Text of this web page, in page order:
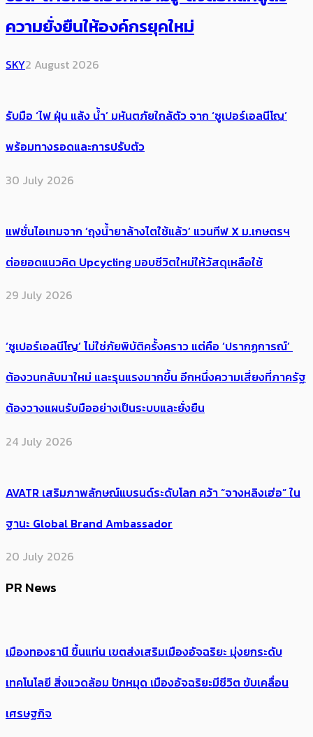
ความยั่งยืนให้องค์กรยุคใหม่
SKY2 August 2026
รับมือ ‘ไฟ ฝุ่น แล้ง น้ำ’ มหันตภัยใกล้ตัว จาก ‘ซูเปอร์เอลนีโญ’
พร้อมทางรอดและการปรับตัว
30 July 2026
แฟชั่นไอเทมจาก ‘ถุงน้ำยาล้างไตใช้แล้ว’ แวนทีฟ X ม.เกษตรฯ
ต่อยอดแนวคิด Upcycling มอบชีวิตใหม่ให้วัสดุเหลือใช้
29 July 2026
‘ซูเปอร์เอลนีโญ’ ไม่ใช่ภัยพิบัติครั้งคราว แต่คือ ‘ปรากฏการณ์’ ​
ต้อง​วนกลับมาใหม่ และรุนแรงมากขึ้น อีกหนึ่งความเสี่ยงที่ภาครัฐ
ต้องวางแผนรับมืออย่างเป็นระบบและยั่งยืน
24 July 2026
AVATR เสริมภาพลักษณ์แบรนด์ระดับโลก คว้า “จางหลิงเฮ่อ” ใน
ฐานะ Global Brand Ambassador
20 July 2026
PR News
เมืองทองธานี ขึ้นแท่น เขตส่งเสริมเมืองอัจฉริยะ มุ่งยกระดับ
เทคโนโลยี สิ่งแวดล้อม ปักหมุด เมืองอัจฉริยะมีชีวิต ขับเคลื่อน
เศรษฐกิจ